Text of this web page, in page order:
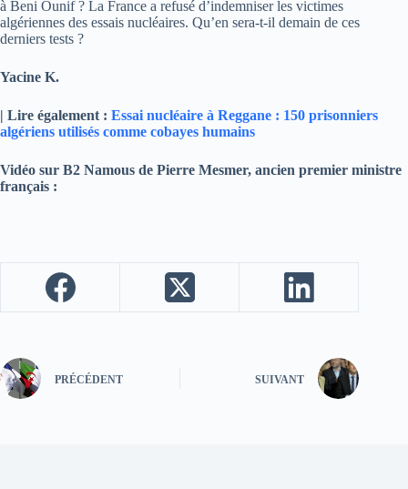
à Beni Ounif ? La France a refusé d’indemniser les victimes
algériennes des essais nucléaires. Qu’en sera-t-il demain de ces
derniers tests ?
Yacine K.
| Lire également : Essai nucléaire à Reggane : 150 prisonniers
algériens utilisés comme cobayes humains
Vidéo sur B2 Namous de Pierre Mesmer, ancien premier ministre
français :
PRÉCÉDENT SUIVANT